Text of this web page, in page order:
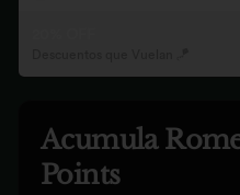
Acumula
Points